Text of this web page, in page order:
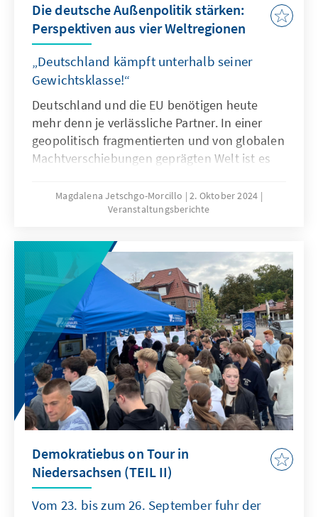
Die deutsche Außenpolitik stärken:
Perspektiven aus vier Weltregionen
„Deutschland kämpft unterhalb seiner
Gewichtsklasse!“
Deutschland und die EU benötigen heute
mehr denn je verlässliche Partner. In einer
geopolitisch fragmentierten und von globalen
Machtverschiebungen geprägten Welt ist es
Seiten attraktive Partnerschaften zu bauen.
Unsere gemeinsame Studie mit der Stiftung
Perspektive von (potenziellen) Partnerländern
und deren außenpolitische Positionierungen
in den Blick. Mit Gästen aus den untersuchten
vier Ländern haben wir über die Ergebnisse
diskutiert und einen kritisch-konstruktiven
Blick auf die deutsche (und EU-)Außenpolitik
geworfen.
Magdalena Jetschgo-Morcillo
2. Oktober 2024
Veranstaltungsberichte
Demokratiebus on Tour in
Niedersachsen (TEIL II)
Vom 23. bis zum 26. September fuhr der